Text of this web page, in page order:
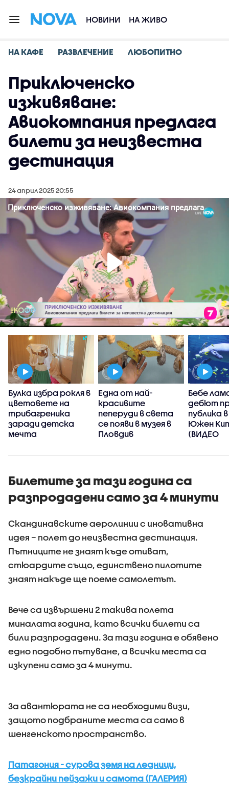
НОВИНИ НА ЖИВО
НА КАФЕ РАЗВЛЕЧЕНИЕ ЛЮБОПИТНО
Приключенско
изживяване:
Авиокомпания предлага
билети за неизвестна
дестинация
24 април 2025 20:55
Булка избра рокля в
цветовете на
трибагреника
заради детска
мечта
Една от най-
красивите
пеперуди в света
се появи в музея в
Пловдив
Бебе
дебют
публика
Южен
(ВИДЕО
Билетите за тази година са
разпродадени само за 4 минути
Скандинавските аеролинии с иновативна
идея – полет до неизвестна дестинация.
Пътниците не знаят къде отиват,
стюардите също, единствено пилотите
знаят накъде ще поеме самолетът.
Вече са извършени 2 такива полета
миналата година, като всички билети са
били разпродадени. За тази година е обявено
едно подобно пътуване, а всички места са
изкупени само за 4 минути.
За авантюрата не са необходими визи,
защото подбраните места са само в
шенгенското пространство.
Патагония - сурова земя на ледници,
безкрайни пейзажи и самота (ГАЛЕРИЯ)